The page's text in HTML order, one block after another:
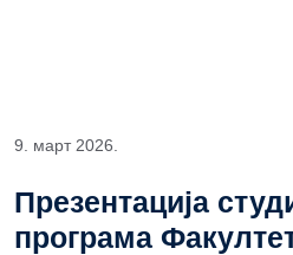
9. март 2026.
Презентација
програма